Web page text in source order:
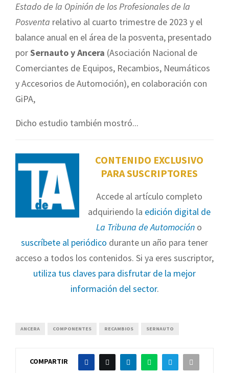
Estado de la Opinión de los Profesionales de la
Posventa relativo al cuarto trimestre de 2023 y el
balance anual en el área de la posventa, presentado
porSernauto y Ancera (Asociación Nacional de
Comerciantes de Equipos, Recambios, Neumáticos
y Accesorios de Automoción), en colaboración con
GiPA,
Dicho estudio también mostró...
CONTENIDO EXCLUSIVO
PARA SUSCRIPTORES
Accede al artículo completo
adquiriendo la edición digital de
La Tribuna de Automoción o
suscríbete al periódico durante un año para tener
acceso a todos los contenidos. Si ya eres suscriptor,
utiliza tus claves para disfrutar de la mejor
información del sector.
ANCERA COMPONENTES RECAMBIOS SERNAUTO
COMPARTIR